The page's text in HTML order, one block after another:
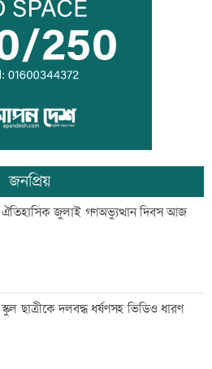
বিএনপি গণমাধ্যমের স্বাধীনতায় বিশ্বাস করে:
প্রতিমন্ত্রী টুকু
তিস্তা মহাপরিকল্পনার কাজ শিগগিরই শুরু
হচ্ছে: প্রতিমন্ত্রী ফরহাদ
অতিরিক্ত মদপানে এক ব্যক্তির মৃত্যু
ইবির গবেষণাপত্র প্রত্যাহারের ঘটনায় তদন্ত
কমিটি
জনপ্রিয়
ঐতিহাসিক জুলাই গণঅভ্যুত্থান দিবস আজ
স্কুল ছাত্রীকে দলবদ্ধ ধর্ষণসহ ভিডিও ধারণ